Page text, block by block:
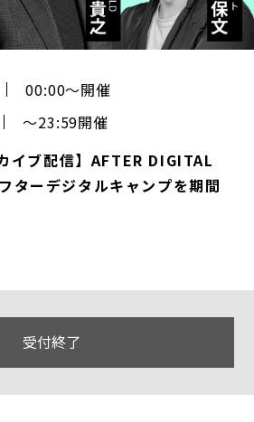
00:00～開催
～23:59開催
イブ配信】AFTER DIGITAL
ターデジタルキャンプを期間
受付終了